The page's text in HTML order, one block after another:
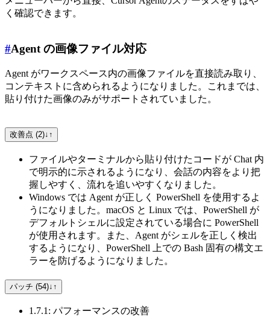
く確認できます。
#Agent の画像ファイル対応
Agent がワークスペース内の画像ファイルを直接読み取り、
コンテキストに含められるようになりました。これまでは、
貼り付けた画像のみがサポートされていました。
改善点 (2)↓ ↑
ファイルやターミナルから貼り付けたコードが Chat 内
で明示的に示されるようになり、会話の内容をより把
握しやすく、流れを追いやすくなりました。
Windows では Agent が正しく PowerShell を使用するよ
うになりました。macOS と Linux では、PowerShell が
デフォルトシェルに設定されている場合に PowerShell
が使用されます。また、Agent がシェルを正しく検出
するようになり、PowerShell 上での Bash 固有の構文エ
ラーを防げるようになりました。
パッチ (54)↓ ↑
1.7.1: パフォーマンスの改善